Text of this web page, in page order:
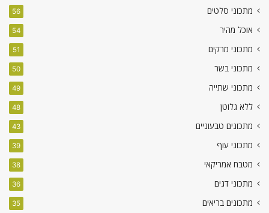
מתכוני סלטים 56
אוכל מהיר 54
מתכוני מרקים 51
מתכוני בשר 50
מתכוני שתייה 49
ללא גלוטן 48
מתכונים טבעוניים 43
מתכוני עוף 39
מטבח אמריקאי 38
מתכוני דגים 36
מתכונים בריאים 35